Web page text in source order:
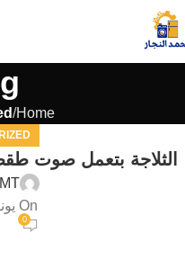
Home
الثلاجة بتعمل صوت
On يونيو 17, 2026
0